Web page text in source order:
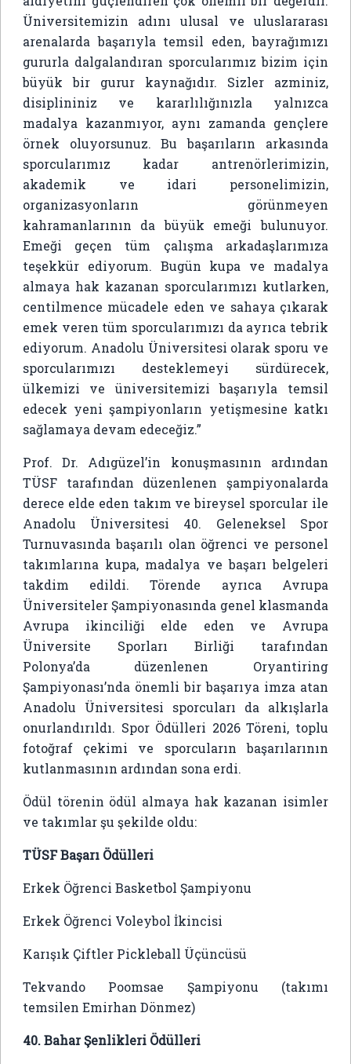
Üniversitemizin adını ulusal ve uluslararası
arenalarda başarıyla temsil eden, bayrağımızı
gururla dalgalandıran sporcularımız bizim için
büyük bir gurur kaynağıdır. Sizler azminiz,
disiplininiz ve kararlılığınızla yalnızca
madalya kazanmıyor, aynı zamanda gençlere
örnek oluyorsunuz. Bu başarıların arkasında
sporcularımız kadar antrenörlerimizin,
akademik ve idari personelimizin,
organizasyonların görünmeyen
kahramanlarının da büyük emeği bulunuyor.
Emeği geçen tüm çalışma arkadaşlarımıza
teşekkür ediyorum. Bugün kupa ve madalya
almaya hak kazanan sporcularımızı kutlarken,
centilmence mücadele eden ve sahaya çıkarak
emek veren tüm sporcularımızı da ayrıca tebrik
ediyorum. Anadolu Üniversitesi olarak sporu ve
sporcularımızı desteklemeyi sürdürecek,
ülkemizi ve üniversitemizi başarıyla temsil
edecek yeni şampiyonların yetişmesine katkı
sağlamaya devam edeceğiz.”
Prof. Dr. Adıgüzel’in konuşmasının ardından
TÜSF tarafından düzenlenen şampiyonalarda
derece elde eden takım ve bireysel sporcular ile
Anadolu Üniversitesi 40. Geleneksel Spor
Turnuvasında başarılı olan öğrenci ve personel
takımlarına kupa, madalya ve başarı belgeleri
takdim edildi. Törende ayrıca Avrupa
Üniversiteler Şampiyonasında genel klasmanda
Avrupa ikinciliği elde eden ve Avrupa
Üniversite Sporları Birliği tarafından
Polonya’da düzenlenen Oryantiring
Şampiyonası’nda önemli bir başarıya imza atan
Anadolu Üniversitesi sporcuları da alkışlarla
onurlandırıldı. Spor Ödülleri 2026 Töreni, toplu
fotoğraf çekimi ve sporcuların başarılarının
kutlanmasının ardından sona erdi.
Ödül törenin ödül almaya hak kazanan isimler
ve takımlar şu şekilde oldu:
TÜSF Başarı Ödülleri
Erkek Öğrenci Basketbol Şampiyonu
Erkek Öğrenci Voleybol İkincisi
Karışık Çiftler Pickleball Üçüncüsü
Tekvando Poomsae Şampiyonu (takımı
temsilen Emirhan Dönmez)
40. Bahar Şenlikleri Ödülleri